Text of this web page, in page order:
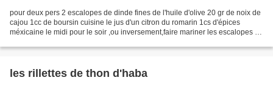
pour deux pers 2 escalopes de dinde fines de l'huile d'olive 20 gr de noix de
cajou 1cc de boursin cuisine le jus d'un citron du romarin 1cs d'épices
méxicaine le midi pour le soir ,ou inversement,faire mariner les escalopes de
les rillettes de thon d'haba